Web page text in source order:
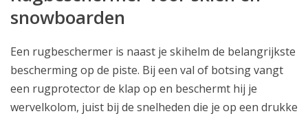
snowboarden
Een rugbeschermer is naast je skihelm de belangrijkste
bescherming op de piste. Bij een val of botsing vangt
een rugprotector de klap op en beschermt hij je
wervelkolom, juist bij de snelheden die je op een drukke